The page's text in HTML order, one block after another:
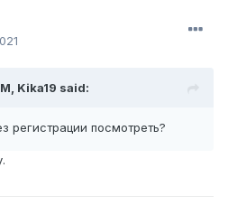
Kika19 said:
регистрации посмотреть?